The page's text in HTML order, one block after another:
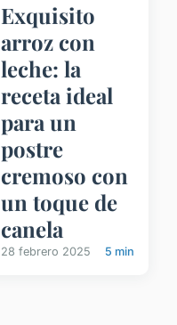
Exquisito
arroz con
leche: la
receta ideal
para un
postre
cremoso con
un toque de
canela
28 febrero 2025 5 min